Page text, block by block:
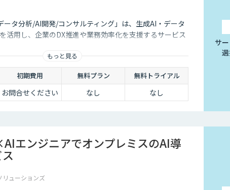
ータ分析/AI開発/コンサルティング」は、生成AI・データ
活用し、企業のDX推進や業務効率化を支援するサービス
もっと見る
初期費用 無料プラン 無料トライアル
お問合せください なし なし
サ
エンジニアでオンプレミスのAI導
ューションズ